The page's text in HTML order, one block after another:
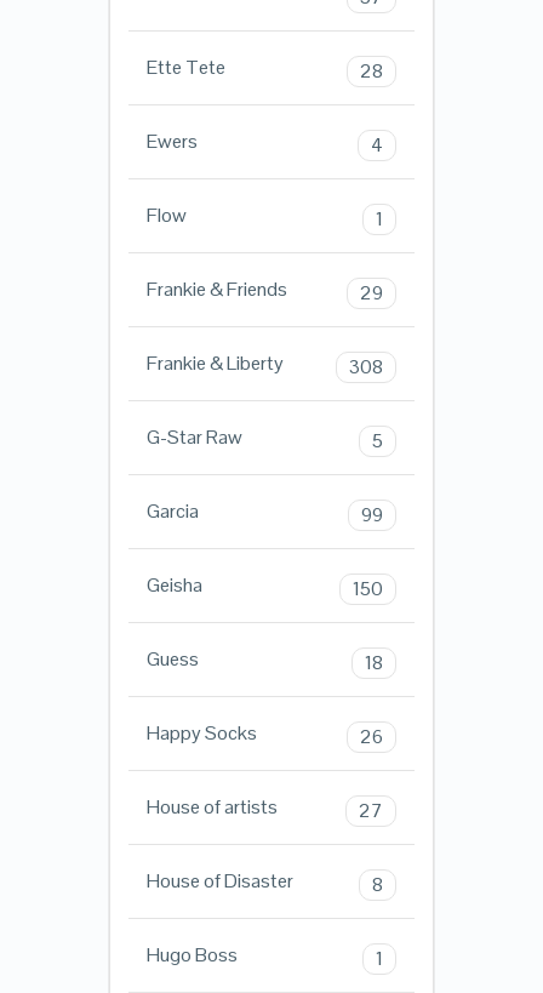
Ette Tete 28
Ewers 4
Flow 1
Frankie & Friends 29
Frankie & Liberty 308
G-Star Raw 5
Garcia 99
Geisha 150
Guess 18
Happy Socks 26
House of artists 27
House of Disaster 8
Hugo Boss 1